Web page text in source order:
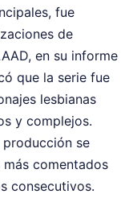
fue
de
en su informe
que la serie fue
lesbianas
y complejos.
se
comentados
consecutivos.